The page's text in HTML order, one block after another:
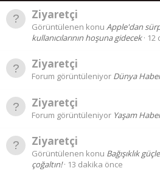
Ziyaretçi
Görüntülenen konu Apple'dan
kullanıcılarının hoşuna gidecek
12
Ziyaretçi
Forum görüntüleniyor Dünya
Ziyaretçi
Forum görüntüleniyor Yaşam
Ziyaretçi
Görüntülenen konu Bağışıklık
çoğaltın!
13 dakika önce